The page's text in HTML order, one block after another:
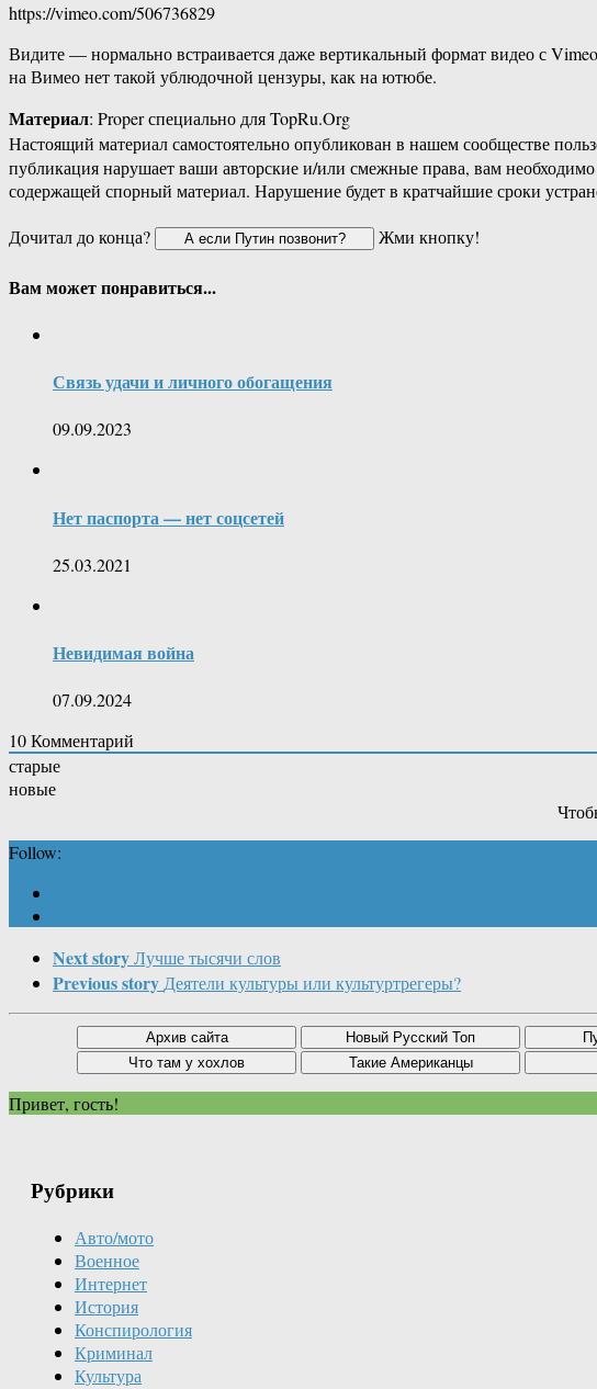
https://vimeo.com/506736829
Видите — нормально встраивается даже вертикальный формат видео с
на Вимео нет такой ублюдочной цензуры, как на ютюбе.
Материал: Proper специально для TopRu.Org
Настоящий материал самостоятельно опубликован в нашем сообществе
публикация нарушает ваши авторские и/или смежные права, вам
содержащей спорный материал. Нарушение будет в кратчайшие сроки
Дочитал до конца?
Жми кнопку!
Вам может понравиться...
Связь удачи и личного обогащения
09.09.2023
Нет паспорта — нет соцсетей
25.03.2021
Невидимая война
07.09.2024
10Комментарий
старые
новые
Follow:
Next storyЛучше тысячи слов
Previous storyДеятели культуры или культуртрегеры?
Привет, гость!
Рубрики
Авто/мото
Военное
Интернет
История
Конспирология
Криминал
Культура